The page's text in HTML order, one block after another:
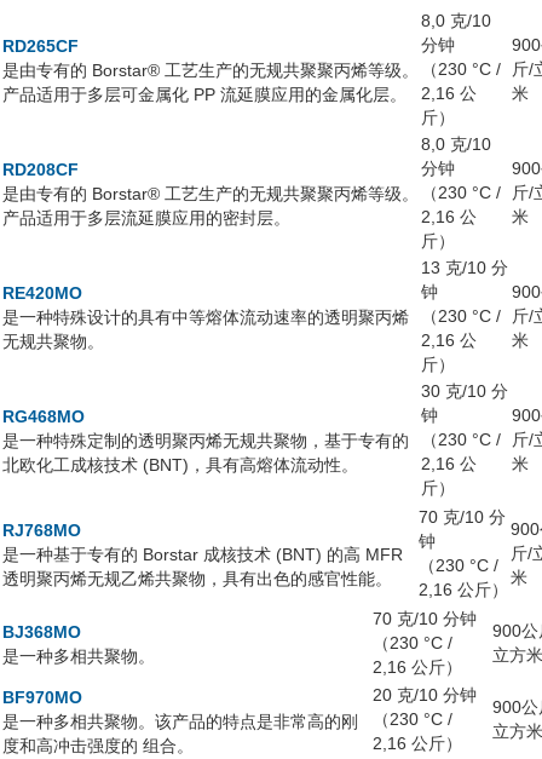
RD265CF
是由专有的 Borstar® 工艺生产的无规共聚聚丙烯等级。
产品适用于多层可金属化 PP 流延膜应用的金属化层。
8,0 克/10
分钟
（230 °C /
2,16 公
斤）
斤/
米
RD208CF
是由专有的 Borstar® 工艺生产的无规共聚聚丙烯等级。
产品适用于多层流延膜应用的密封层。
8,0 克/10
分钟
（230 °C /
2,16 公
斤）
斤/
米
RE420MO
是一种特殊设计的具有中等熔体流动速率的透明聚丙烯
无规共聚物。
13 克/10 分
钟
（230 °C /
2,16 公
斤）
斤/
米
RG468MO
是一种特殊定制的透明聚丙烯无规共聚物，基于专有的
北欧化工成核技术 (BNT)，具有高熔体流动性。
30 克/10 分
钟
（230 °C /
2,16 公
斤）
斤/
米
RJ768MO
是一种基于专有的 Borstar 成核技术 (BNT) 的高 MFR
透明聚丙烯无规乙烯共聚物，具有出色的感官性能。
70 克/10 分
钟
（230 °C /
2,16 公斤）
斤/
米
BJ368MO
是一种多相共聚物。
70 克/10 分钟
（230 °C /
2,16 公斤）
900公
立方米
BF970MO
是一种多相共聚物。该产品的特点是非常高的刚
度和高冲击强度的 组合。
20 克/10 分钟
（230 °C /
2,16 公斤）
900公
立方米